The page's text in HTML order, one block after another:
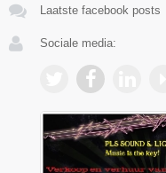
Laatste facebook posts
Sociale media: